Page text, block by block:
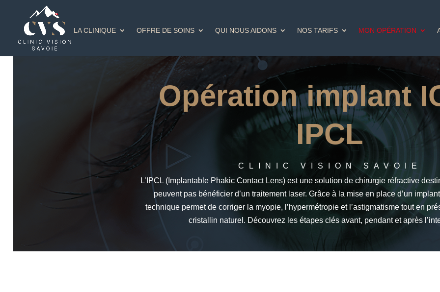
LA CLINIQUE OFFRE DE SOINS QUI NOUS AIDONS NOS TARIFS MON OPÉRATION
Opération implant
IPCL
CLINIC VISION SAVOIE
L’IPCL (Implantable Phakic Contact Lens) est une solution de chirurgie réfractive
peuvent pas bénéficier d’un traitement laser. Grâce à la mise en place d’un
technique permet de corriger la myopie, l’hypermétropie et l’astigmatisme tout en
cristallin naturel. Découvrez les étapes clés avant, pendant et après